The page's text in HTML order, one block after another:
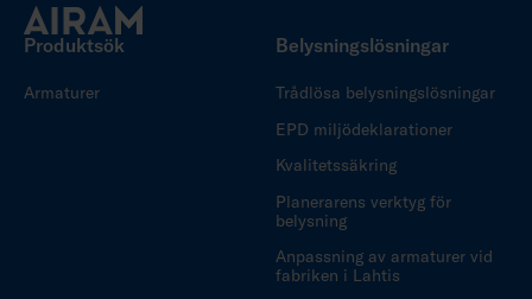
Produktsök
Armaturer
Belysningslösningar
Trådlösa belysningslösningar
EPD miljödeklarationer
Kvalitetssäkring
Planerarens verktyg för
belysning
Anpassning av armaturer vid
fabriken i Lahtis